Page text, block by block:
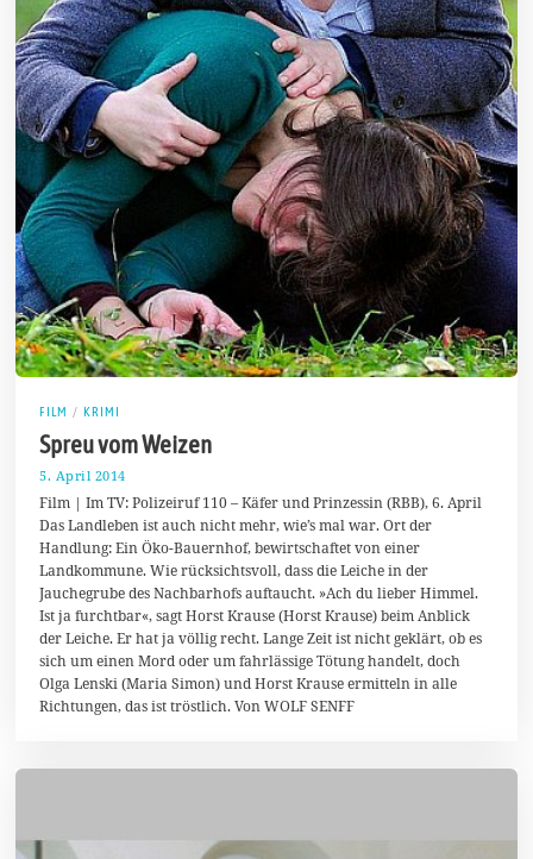
FILM / KRIMI
Spreu vom Weizen
5. April 2014
A
p
r
i
2
0
1
4
Film | Im TV: Polizeiruf 110 – Käfer und Prinzessin (RBB), 6. April
Das Landleben ist auch nicht mehr, wie’s mal war. Ort der
Handlung: Ein Öko-Bauernhof, bewirtschaftet von einer
Landkommune. Wie rücksichtsvoll, dass die Leiche in der
Jauchegrube des Nachbarhofs auftaucht. »Ach du lieber Himmel.
Ist ja furchtbar«, sagt Horst Krause (Horst Krause) beim Anblick
der Leiche. Er hat ja völlig recht. Lange Zeit ist nicht geklärt, ob es
sich um einen Mord oder um fahrlässige Tötung handelt, doch
Olga Lenski (Maria Simon) und Horst Krause ermitteln in alle
Richtungen, das ist tröstlich. Von WOLF SENFF